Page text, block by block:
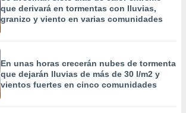
que derivará en tormentas con lluvias,
granizo y viento en varias comunidades
En unas horas crecerán nubes de tormenta
que dejarán lluvias de más de 30 l/m2 y
vientos fuertes en cinco comunidades